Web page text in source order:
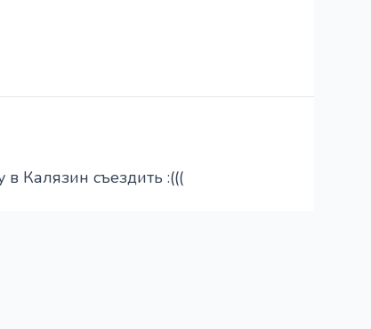
Калязин съездить :(((